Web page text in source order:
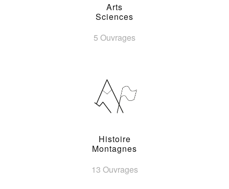
Arts
Sciences
5 Ouvrages
Histoire
Montagnes
13 Ouvrages